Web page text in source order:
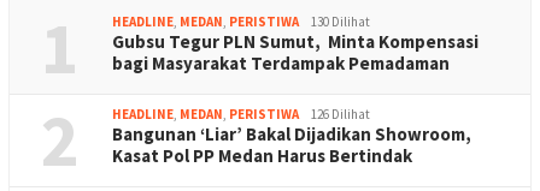
1 HEADLINE, MEDAN, PERISTIWA 130 Dilihat
Gubsu Tegur PLN Sumut, Minta Kompensasi
bagi Masyarakat Terdampak Pemadaman
2 HEADLINE, MEDAN, PERISTIWA 126 Dilihat
Bangunan ‘Liar’ Bakal Dijadikan Showroom,
Kasat Pol PP Medan Harus Bertindak